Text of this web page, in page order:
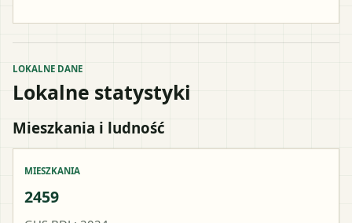
LOKALNE DANE
Lokalne statystyki
Mieszkania i ludność
MIESZKANIA
2459